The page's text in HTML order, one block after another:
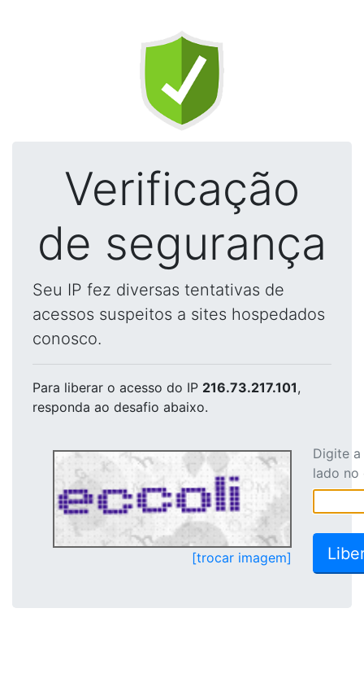
Verificação
de segurança
Seu IP fez diversas tentativas de
acessos suspeitos a sites hospedados
conosco.
Para liberar o acesso do IP 216.73.217.101,
responda ao desafio abaixo.
[trocar imagem]
Digite
lado no